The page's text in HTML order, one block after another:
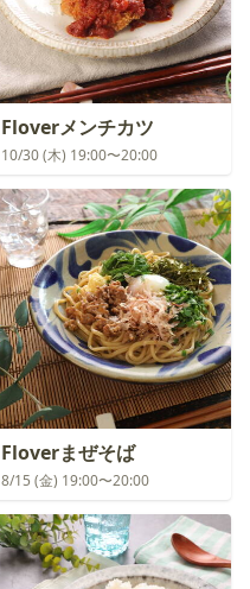
Floverメンチカツ
10/30 (木) 19:00〜20:00
Floverまぜそば
8/15 (金) 19:00〜20:00